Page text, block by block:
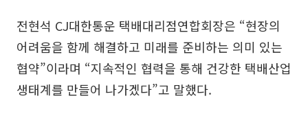
전현석 CJ대한통운 택배대리점연합회장은 “현장의
어려움을 함께 해결하고 미래를 준비하는 의미 있는
협약”이라며 “지속적인 협력을 통해 건강한 택배산업
생태계를 만들어 나가겠다”고 말했다.